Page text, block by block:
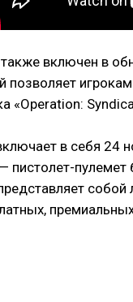
включен в
позволяет
«Operation:
в себя 24
— пистолет-